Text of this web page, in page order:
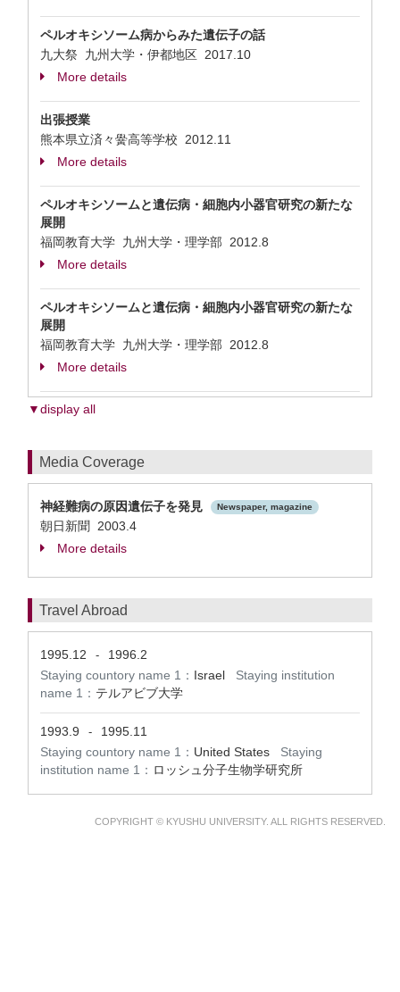
ペルオキシソーム病からみた遺伝子の話
九大祭 九州大学・伊都地区 2017.10
More details
出張授業
熊本県立済々黌高等学校 2012.11
More details
ペルオキシソームと遺伝病・細胞内小器官研究の新たな
展開
福岡教育大学 九州大学・理学部 2012.8
More details
ペルオキシソームと遺伝病・細胞内小器官研究の新たな
展開
福岡教育大学 九州大学・理学部 2012.8
More details
▼display all
Media Coverage
神経難病の原因遺伝子を発見 Newspaper, magazine
朝日新聞 2003.4
More details
Travel Abroad
1995.12 -
1996.2
Staying countory name 1： Israel Staying institution
name 1： テルアビブ大学
1993.9 -
1995.11
Staying countory name 1： United States Staying
institution name 1： ロッシュ分子生物学研究所
COPYRIGHT © KYUSHU UNIVERSITY. ALL RIGHTS RESERVED.